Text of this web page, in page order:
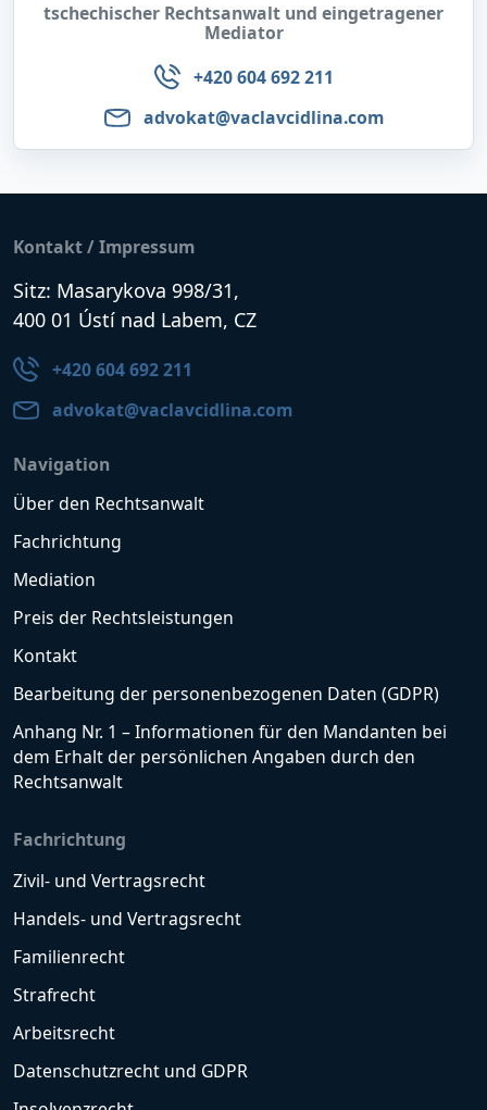
tschechischer Rechtsanwalt und eingetragener
Mediator
+420 604 692 211
advokat@vaclavcidlina.com
Kontakt / Impressum
Sitz: Masarykova 998/31,
400 01 Ústí nad Labem, CZ
+420 604 692 211
advokat@vaclavcidlina.com
Navigation
Über den Rechtsanwalt
Fachrichtung
Mediation
Preis der Rechtsleistungen
Kontakt
Bearbeitung der personenbezogenen Daten (GDPR)
Anhang Nr. 1 – Informationen für den Mandanten bei
dem Erhalt der persönlichen Angaben durch den
Rechtsanwalt
Fachrichtung
Zivil- und Vertragsrecht
Handels- und Vertragsrecht
Familienrecht
Strafrecht
Arbeitsrecht
Datenschutzrecht und GDPR